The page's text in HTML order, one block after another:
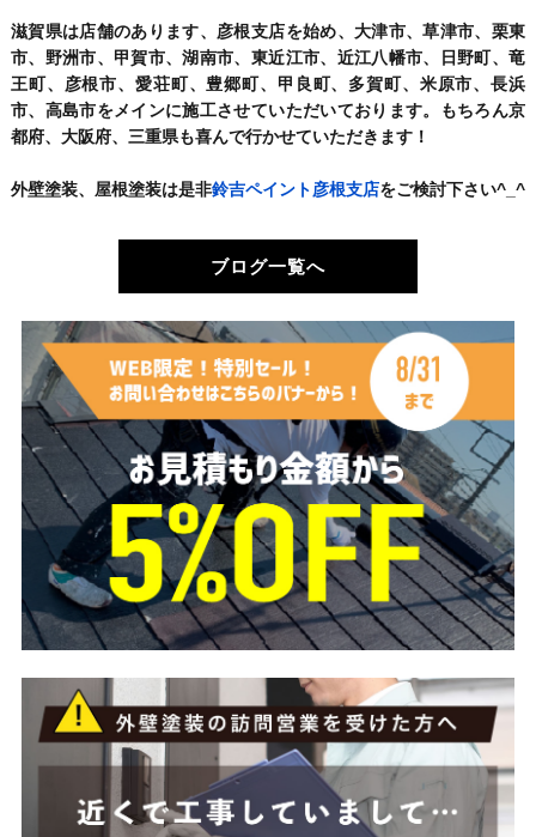
滋賀県は店舗のあります、彦根支店を始め、大津市、草津市、栗東
市、野洲市、甲賀市、湖南市、東近江市、近江八幡市、日野町、竜
王町、彦根市、愛荘町、豊郷町、甲良町、多賀町、米原市、長浜
市、高島市をメインに施工させていただいております。もちろん京
都府、大阪府、三重県も喜んで行かせていただきます！
外壁塗装、屋根塗装は是非鈴吉ペイント彦根支店をご検討下さい^_^
ブログ一覧へ